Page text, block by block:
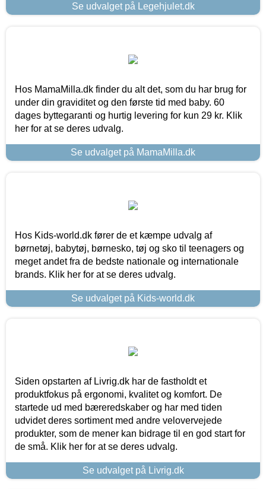
Se udvalget på Legehjulet.dk
Hos MamaMilla.dk finder du alt det, som du har brug for
under din graviditet og den første tid med baby. 60
dages byttegaranti og hurtig levering for kun 29 kr. Klik
her for at se deres udvalg.
Se udvalget på MamaMilla.dk
Hos Kids-world.dk fører de et kæmpe udvalg af
børnetøj, babytøj, børnesko, tøj og sko til teenagers og
meget andet fra de bedste nationale og internationale
brands. Klik her for at se deres udvalg.
Se udvalget på Kids-world.dk
Siden opstarten af Livrig.dk har de fastholdt et
produktfokus på ergonomi, kvalitet og komfort. De
startede ud med bæreredskaber og har med tiden
udvidet deres sortiment med andre velovervejede
produkter, som de mener kan bidrage til en god start for
de små. Klik her for at se deres udvalg.
Se udvalget på Livrig.dk